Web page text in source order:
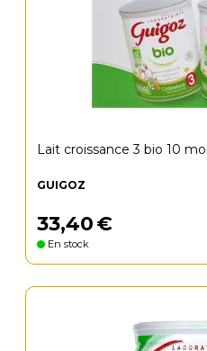
Lait croissance 3 bio 10
GUIGOZ
33,40€
En stock